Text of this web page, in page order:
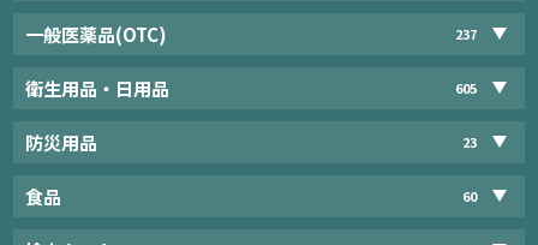
一般医薬品(OTC) 237
衛生用品・日用品 605
防災用品 23
食品 60